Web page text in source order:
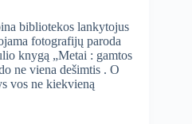
bibliotekos lankytojus
fotografijų paroda
knygą „Metai : gamtos
ne viena dešimtis . O
vos ne kiekvieną